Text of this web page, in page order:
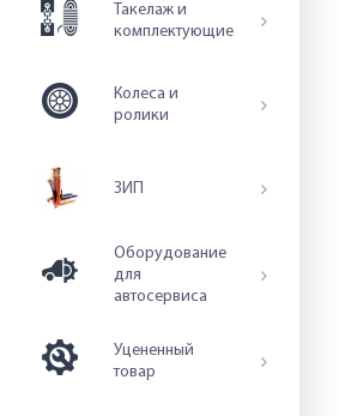
Такелаж и
комплектующие
Колеса и
ролики
ЗИП
Оборудование
для
автосервиса
Уцененный
товар